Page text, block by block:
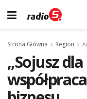
Strona Główna Region
„Sojusz